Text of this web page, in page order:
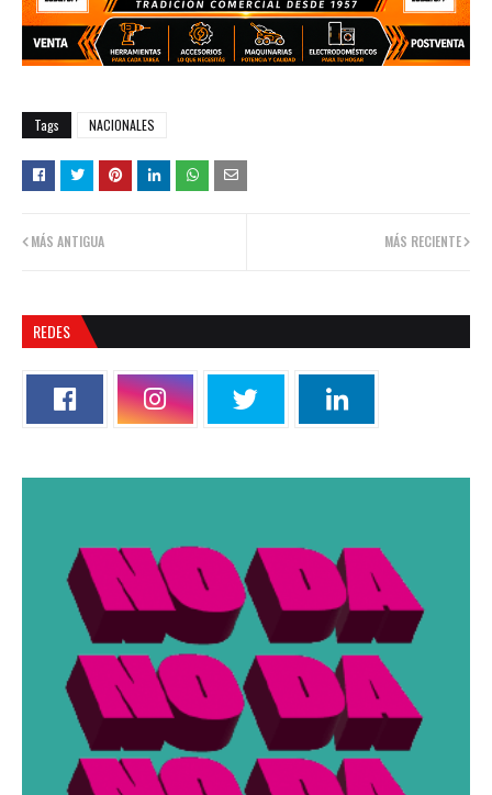
Tags NACIONALES
MÁS RECIENTE
MÁS ANTIGUA
REDES